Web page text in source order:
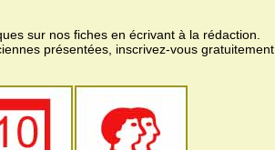
sur nos fiches en écrivant à la rédaction.
présentées, inscrivez-vous gratuitement